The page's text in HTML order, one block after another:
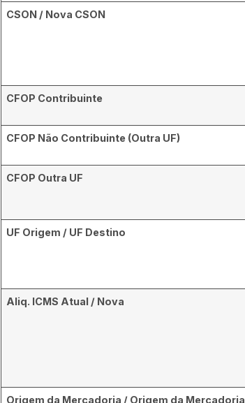
CSON / Nova CSON
CFOP Contribuinte
CFOP Não Contribuinte (Outra UF)
CFOP Outra UF
UF Origem / UF Destino
Aliq. ICMS Atual / Nova
Origem da Mercadoria / Origem da Mercadoria